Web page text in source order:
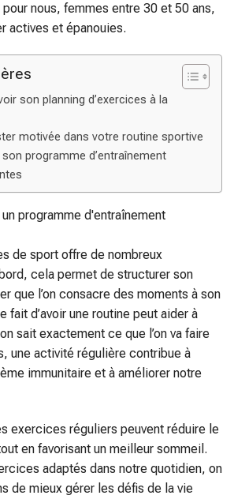
nous, femmes entre 30 et 50 ans,
actives et épanouies.
son planning d’exercices à la
motivée dans votre routine sportive
programme d’entraînement
programme d'entraînement
de sport offre de nombreux
cela permet de structurer son
que l’on consacre des moments à son
fait d’avoir une routine peut aider à
sait exactement ce que l’on va faire
une activité régulière contribue à
immunitaire et à améliorer notre
exercices réguliers peuvent réduire le
en favorisant un meilleur sommeil.
adaptés dans notre quotidien, on
de mieux gérer les défis de la vie